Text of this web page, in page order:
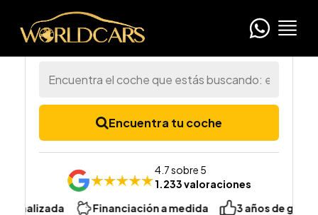
Encuentra tu coche
4.7 sobre 5
1.233 valoraciones
Financiación a medida 3 años de garantía